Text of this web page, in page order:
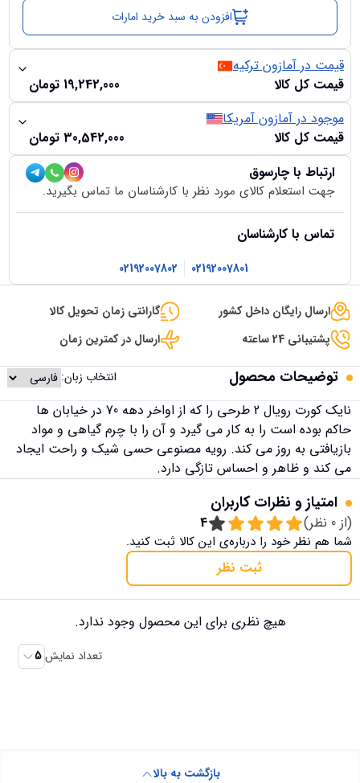
افزودن به سبد خرید امارات
قیمت در آمازون ترکیه
قیمت کل کالا
19,242,000 تومان
موجود در آمازون آمریکا
قیمت کل کالا
30,542,000 تومان
ارتباط با چارسوق
جهت استعلام کالای مورد نظر با کارشناسان ما تماس بگیرید.
تماس با کارشناسان
02192007801
02192007802
ارسال رایگان داخل کشور
گارانتی زمان تحویل کالا
پشتیبانی 24 ساعته
ارسال در کمترین زمان
توضیحات محصول انتخاب زبان:
نایک کورت رویال 2 طرحی را که از اواخر دهه 70 در خیابان ها
حاکم بوده است را به کار می گیرد و آن را با چرم گیاهی و مواد
بازیافتی به روز می کند. رویه مصنوعی حسی شیک و راحت ایجاد
می کند و ظاهر و احساس تازگی دارد.
امتیاز و نظرات کاربران
(از 0 نظر) 4
شما هم نظر خود را درباره‌ی این کالا ثبت کنید.
ثبت نظر
هیچ نظری برای این محصول وجود ندارد.
تعداد نمایش 5
بازگشت به بالا